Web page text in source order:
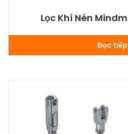
Lọc Khí Nén
Đọc tiếp